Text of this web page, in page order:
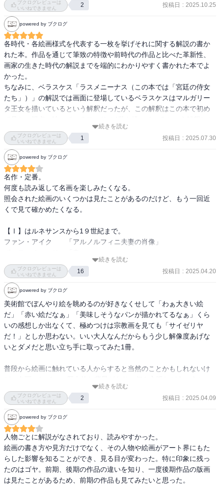
りの表情も、ニンフの方が髪をふり乱して恐れと驚きをあらわして
いるのに、フローラの方は髪にさまざまな花をちりばめてきちんと
盛装しており、何の不安も驚きも見せていない。このようなコント
ラストは、もちろん、ボッティチェルリによってはっきりと意図さ
れたものである。」
—『カラー版　名画を見る眼　Ⅰ　油彩画誕生からマネまで (岩波新
書)』高階 秀爾著
「それと同時に、この「春」は、当時すでにフランドル地方では広
て描かれているため、いっそうその華麗な装飾性を強めているとい
うことも見逃してはならない。テンペラというのは、卵（卵黄また
は卵白）を主成分として、それに時にアラビア・ゴムや膠を混ぜた
媒剤に顔料を溶かして描く技法で、油絵具が登場するまでは、もっ
ぱら絵画の主役を務めていた。イタリアでは、すでに十五世紀の前
半に、ナポリやヴェネツィアなどを中心にフランドルの油彩画の技
法が伝えられたが、しかしこのテンペラ画もまだまだ強い力を持っ
ていた。そしてテンペラは、乾けばしっかりした絵具の層を形成す
るが、しかし透明絵具なので、油絵のように塗り重ねや微妙な肉付
けの効果を出すよりも、むしろ水彩に近い純粋でみずみずしい表現
に適している。ボッティチェルリの作品の持つあの夢のような澄ん
ンペラの技法によるところが大きい。「春」が背景を林で覆ってし
まって、人物もなるべくおたがいに重なりあわないよう、平面的な
構成をとっていることは、テンペラ画の持つ装飾的効果を強調する
ためには、きわめて適切な構図法であると言える。ボッティチェル
リは、ファン・アイクのように鋭く現実のものに肉薄するというよ
りも、哀しいまでに美しい理想の美の世界に憧れる抒情詩人だった
のである。」
—『カラー版　名画を見る眼　Ⅰ　油彩画誕生からマネまで (岩波新
密を探ろうとするものである。彼が「聖アンナと聖母子」の画面
に、わざわざ胎児の姿を描きこんだことは、上に見た通りである。
また、水の動きは、レオナルドにとって、絶えることなく続く自然
の力の象徴であった。親から子へと伝えられる生命の力は、そのま
ま水の動きによって象徴される自然の力であった。いや、というよ
りもむしろ、自然のなかにも、人間やその他の有機体に見られるの
と同じような生命の営みが見られると言うべきであろう。少なくと
も、レオナルドが地質学の研究から学びとったのは、そのことであ
った。」
ブクログレビューは
いいねできません
2 投稿日 : 2025.10.25
powered by ブクログ
各時代・各絵画様式を代表する一枚を挙げそれに関する解説の書か
れた本。作品を通じて筆致の特徴や前時代の作品と比べた革新性、
画家の生きた時代の解説までを端的にわかりやすく書かれた本でよ
かった。
ちなみに、ベラスケス「ラスメニーナス（この本では「宮廷の侍女
たち」）」の解説では画面に登場しているベラスケスはマルガリー
タ王女を描いているという解釈だったが、この解釈はこの本で初め
見たことがなかったので）。
続きを読む
ブクログレビューは
いいねできません
1 投稿日 : 2025.07.30
powered by ブクログ
名作・定番。
何度も読み返して名画を楽しみたくなる。
照会された絵画のいくつかは見たことがあるのだけど、もう一回近
くで見て確かめたくなる。
【Ⅰ】はルネサンスから1９世紀まで。
ファン・アイク　　「アルノルフィニ夫妻の肖像」
レオナルド　　　　「聖アンナと聖母子」
ラファエロ　　　　「小椅子の聖母」
デューラー　　　　「メレンコリア・Ⅰ」
ベラスケス　　　　「宮廷の侍女たち」
レンブラント　　　「フローラ」
プーサン　　　　　「サビニの女たちの掠奪」
フェルメール　　　「絵画芸術」
ワトー　　　　　　「シテール島の巡礼」
ゴヤ　　　　　　　「裸体のマハ」
ターナー　　　　　「国会議事堂の火災」
クールベ　　　　　「画家のアトリエ」
マネ　　　　　　　「オランピア」
続きを読む
ブクログレビューは
いいねできません
16 投稿日 : 2025.04.20
powered by ブクログ
美術館でぼんやり絵を眺めるのが好きなくせして「わぁ大きい絵
だ」「赤い絵だなぁ」「美味しそうなパンが描かれてるなぁ」くら
いの感想しか出なくて、極めつけは宗教画を見ても「サイゼリヤ
だ！」としか思わない。いい大人なんだからもう少し解像度あげな
いとダメだと思い立ち手に取ってみた1冊。
普段から絵画に触れている人からすると当然のことかもしれないけ
ろが優れていて後世にどんな影響を与えたのかがあるのが理解でき
ました、あまりに自分が無学だったのかがわかりました！！絵画の
見方を知らないまま美術館にいって、なんとなく気に入った絵のポ
ストカードを買うのも楽しいけど、今度からはもう少し考えながら
美術館に行ってみたいと思えた。とてもいいきっかけ。
…という話を美大卒の妻に話したら爆笑された。今までの自分はレ
ッチリを聴いたことないのにレッチリのTシャツを着ている人に近い
のかもしれない。
続きを読む
ブクログレビューは
いいねできません
2 投稿日 : 2025.04.09
powered by ブクログ
人物ごとに解説がなされており、読みやすかった。
絵画の書き方や見方だけでなく、その人物や絵画がアート界にもた
らした影響を知ることができ、見る目が変わった。特に印象に残っ
たのはゴヤ。前期、後期の作品の違いを知り、一度後期作品の版画
は見たことがあるため、前期の作品も見てみたいと思った。